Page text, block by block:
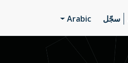
سجّل Arabic